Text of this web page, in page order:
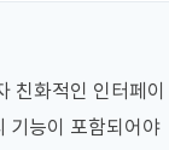
친화적인 인터페이
기능이 포함되어야